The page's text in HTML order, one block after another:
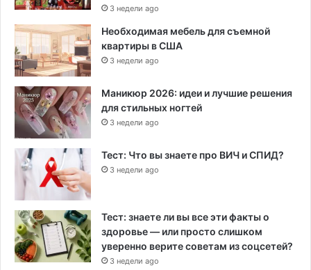
3 недели ago
Необходимая мебель для съемной
квартиры в США
3 недели ago
Маникюр 2026: идеи и лучшие решения
для стильных ногтей
3 недели ago
Тест: Что вы знаете про ВИЧ и СПИД?
3 недели ago
Тест: знаете ли вы все эти факты о
здоровье — или просто слишком
уверенно верите советам из соцсетей?
3 недели ago